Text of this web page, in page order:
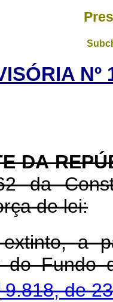
Nº
DA
da
de lei:
a
do Fundo
9.818, de